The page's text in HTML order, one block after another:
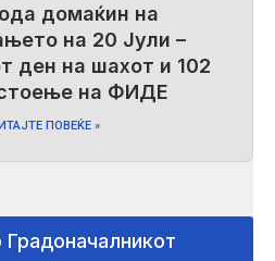
домаќин на
на 20 Јули –
ден на шахот и 102
на ФИДЕ
ПОВЕЌЕ »
Градоначалникот